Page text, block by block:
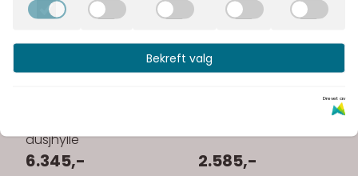
dusjhylle
6.345,- 2.585,-
Bekreft valg
Drevet av